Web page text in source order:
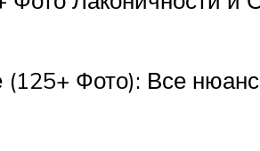
Фото): Все